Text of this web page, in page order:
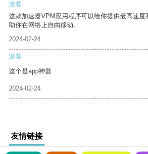
游客
这款加速器VPM应用程序可以给你提供最高速度
助你在网络上自由移动。
2024-02-24
游客
这个是app神器
2024-02-24
友情链接